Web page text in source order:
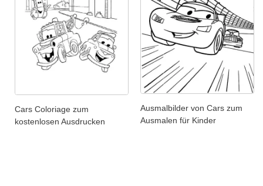
Cars Coloriage zum
kostenlosen Ausdrucken
Ausmalbilder von Cars zum
Ausmalen für Kinder